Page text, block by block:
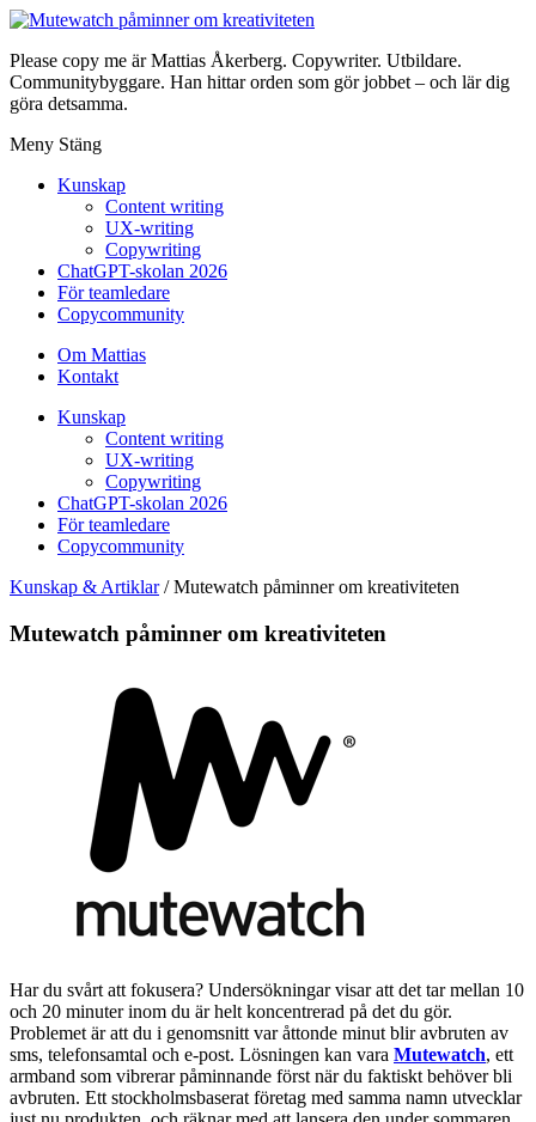
Please copy me är Mattias Åkerberg. Copywriter. Utbildare.
Communitybyggare. Han hittar orden som gör jobbet – och lär dig
göra detsamma.
Meny Stäng
Kunskap
Content writing
UX-writing
Copywriting
ChatGPT-skolan 2026
För teamledare
Copycommunity
Om Mattias
Kontakt
Kunskap
Content writing
UX-writing
Copywriting
ChatGPT-skolan 2026
För teamledare
Copycommunity
Kunskap & Artiklar/Mutewatch påminner om kreativiteten
Mutewatch påminner om kreativiteten
Har du svårt att fokusera? Undersökningar visar att det tar mellan 10
och 20 minuter inom du är helt koncentrerad på det du gör.
Problemet är att du i genomsnitt var åttonde minut blir avbruten av
sms, telefonsamtal och e-post. Lösningen kan vara Mutewatch, ett
armband som vibrerar påminnande först när du faktiskt behöver bli
avbruten. Ett stockholmsbaserat företag med samma namn utvecklar